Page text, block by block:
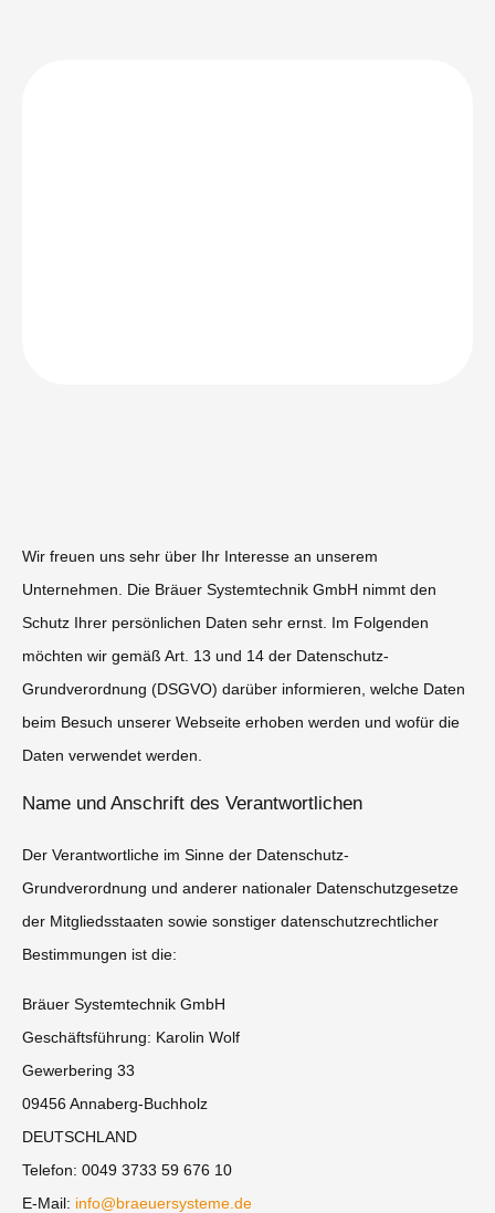
Wir freuen uns sehr über Ihr Interesse an unserem
Unternehmen. Die Bräuer Systemtechnik GmbH nimmt den
Schutz Ihrer persönlichen Daten sehr ernst. Im Folgenden
möchten wir gemäß Art. 13 und 14 der Datenschutz-
Grundverordnung (DSGVO) darüber informieren, welche Daten
beim Besuch unserer Webseite erhoben werden und wofür die
Daten verwendet werden.
Name und Anschrift des Verantwortlichen
Der Verantwortliche im Sinne der Datenschutz-
Grundverordnung und anderer nationaler Datenschutzgesetze
der Mitgliedsstaaten sowie sonstiger datenschutzrechtlicher
Bestimmungen ist die:
Bräuer Systemtechnik GmbH
Geschäftsführung: Karolin Wolf
Gewerbering 33
09456 Annaberg-Buchholz
DEUTSCHLAND
Telefon: 0049 3733 59 676 10
E-Mail: info@braeuersysteme.de